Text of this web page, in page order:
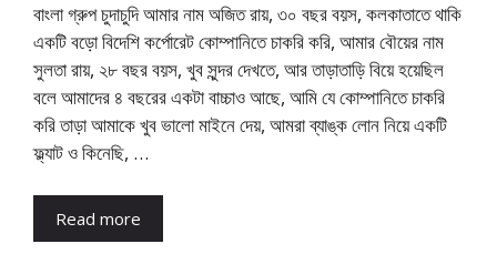
বাংলা গ্রুপ চুদাচুদি আমার নাম অজিত রায়, ৩০ বছর বয়স, কলকাতাতে থাকি
একটি বড়ো বিদেশি কর্পোরেট কোম্পানিতে চাকরি করি, আমার বৌয়ের নাম
সুলতা রায়, ২৮ বছর বয়স, খুব সুন্দর দেখতে, আর তাড়াতাড়ি বিয়ে হয়েছিল
বলে আমাদের ৪ বছরের একটা বাচ্চাও আছে, আমি যে কোম্পানিতে চাকরি
করি তাড়া আমাকে খুব ভালো মাইনে দেয়, আমরা ব্যাঙ্ক লোন নিয়ে একটি
ফ্ল্যাট ও কিনেছি, …
Read more